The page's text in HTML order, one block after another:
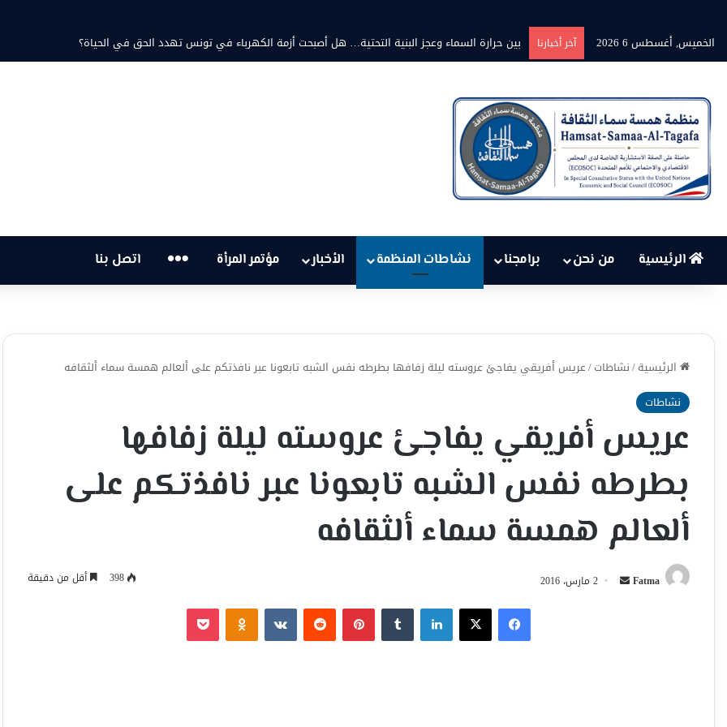
الخميس, أغسطس 6 2026
آخر أخبارنا بين حرارة السماء وعجز البنية التحتية… هل أصبحت أزمة الكهرباء في تونس تهدد الحق في الحياة؟
الرئيسية من نحن برامجنا نشاطات المنظمة الأخبار مؤتمر المرأة … اتصل بنا
الرئيسية/نشاطات/عريس أفريقي يفاجئ عروسته ليلة زفافها بطرطه نفس الشبه تابعونا عبر نافذتكم على ألعالم همسة سماء ألثقافه
نشاطات
عريس أفريقي يفاجئ عروسته ليلة زفافها
بطرطه نفس الشبه تابعونا عبر نافذتكم على
ألعالم همسة سماء ألثقافه
Fatma
أرسل 2 مارس، 2016 398 أقل من دقيقة
فيسبوك‫X لينكدإن بينتيريست Odnoklassniki
‫Pocket